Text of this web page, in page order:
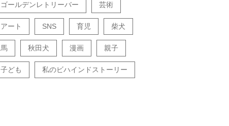
ゴールデンレトリーバー 芸術
アート SNS 育児 柴犬
馬 秋田犬 漫画 親子
子ども 私のビハインドストーリー